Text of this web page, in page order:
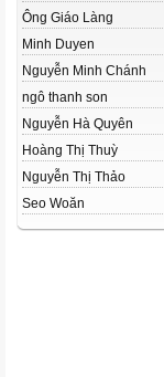
Ông Giáo Làng
Minh Duyen
Nguyễn Minh Chánh
ngô thanh son
Nguyễn Hà Quyên
Hoàng Thị Thuỳ
Nguyễn Thị Thảo
Seo Woăn